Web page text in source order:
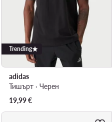
Trending
adidas
Тишърт · Черен
19,99€